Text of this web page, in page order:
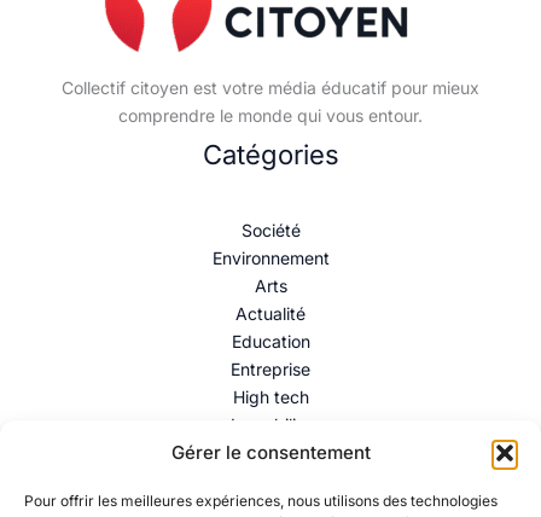
Gérer le consentement
Pour offrir les meilleures expériences, nous utilisons des technologies
Collectif citoyen est votre média éducatif pour mieux
comprendre le monde qui vous entour.
Catégories
Société
Environnement
Arts
Actualité
Education
Entreprise
High tech
Immobilier
Mentions légales–Politique de confidentialité–Contact